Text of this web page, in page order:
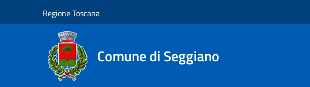
Regione Toscana
Comune di Seggiano